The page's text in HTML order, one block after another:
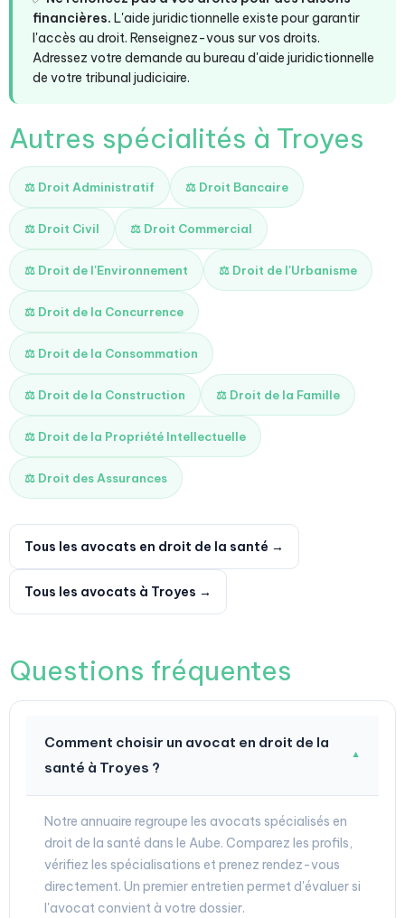
financières. L'aide juridictionnelle existe pour garantir
l'accès au droit. Renseignez-vous sur vos droits.
Adressez votre demande au bureau d'aide juridictionnelle
de votre tribunal judiciaire.
Autres spécialités à Troyes
⚖️ Droit Administratif ⚖️ Droit Bancaire
⚖️ Droit Civil ⚖️ Droit Commercial
⚖️ Droit de l'Environnement ⚖️ Droit de l'Urbanisme
⚖️ Droit de la Concurrence
⚖️ Droit de la Consommation
⚖️ Droit de la Construction ⚖️ Droit de la Famille
⚖️ Droit de la Propriété Intellectuelle
⚖️ Droit des Assurances
Tous les avocats en droit de la santé →
Tous les avocats à Troyes →
Questions fréquentes
Comment choisir un avocat en droit de la
santé à Troyes ?
▼
Notre annuaire regroupe les avocats spécialisés en
droit de la santé dans le Aube. Comparez les profils,
vérifiez les spécialisations et prenez rendez-vous
directement. Un premier entretien permet d'évaluer si
l'avocat convient à votre dossier.